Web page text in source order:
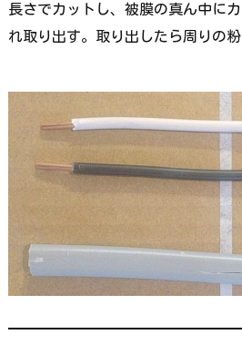
長さでカットし、被膜の真ん中に
れ取り出す。取り出したら周りの粉